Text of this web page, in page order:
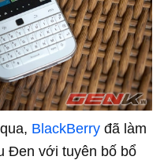
BlackBerry đã làm
Đen với tuyên bố bổ